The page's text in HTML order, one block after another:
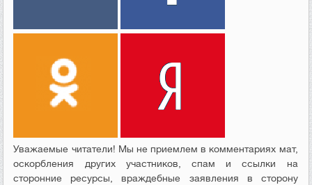
Уважаемые читатели! Мы не приемлем в комментариях мат,
оскорбления других участников, спам и ссылки на
сторонние ресурсы, враждебные заявления в сторону